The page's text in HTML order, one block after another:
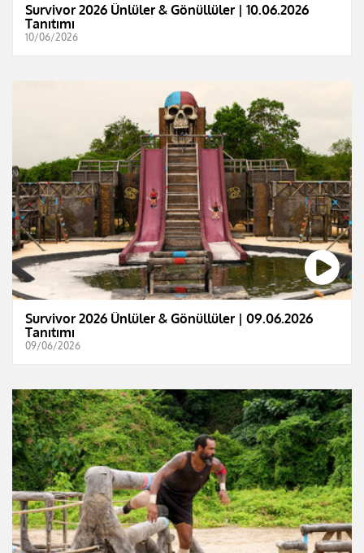
Survivor 2026 Ünlüler & Gönüllüler | 10.06.2026
Tanıtımı
10/06/2026
Survivor 2026 Ünlüler & Gönüllüler | 09.06.2026
Tanıtımı
09/06/2026